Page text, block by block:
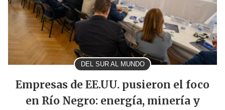
DEL SUR AL MUNDO
Empresas de EE.UU. pusieron el foco
en Río Negro: energía, minería y